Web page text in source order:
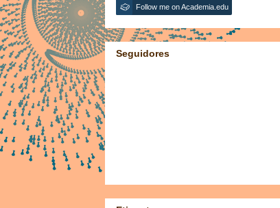
Follow me on Academia.edu
Seguidores